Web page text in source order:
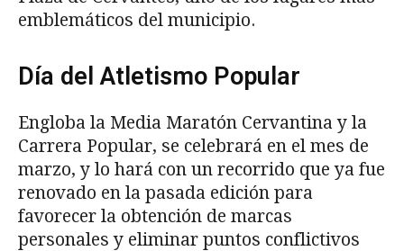
emblemáticos del municipio.
Día del Atletismo Popular
Engloba la Media Maratón Cervantina y la
Carrera Popular, se celebrará en el mes de
marzo, y lo hará con un recorrido que ya fue
renovado en la pasada edición para
favorecer la obtención de marcas
personales y eliminar puntos conflictivos